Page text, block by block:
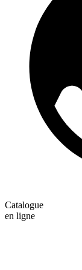
Catalogue
en ligne